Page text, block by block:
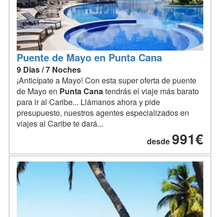
Puente de Mayo en Punta Cana
9 Dias / 7 Noches
¡Anticípate a Mayo! Con esta super oferta de puente
de Mayo en PuntaCanatendrás el viaje más barato
para ir al Caribe... Llámanos ahora y pide
presupuesto, nuestros agentes especializados en
viajes al Caribe te dará...
desde991€